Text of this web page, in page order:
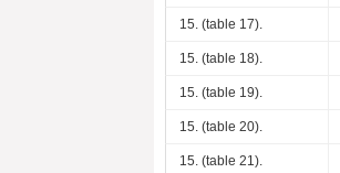
15. (table 17).
15. (table 18).
15. (table 19).
15. (table 20).
15. (table 21).